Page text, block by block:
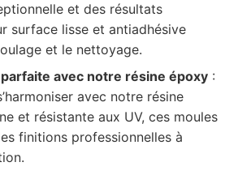
et des résultats
surface lisse et antiadhésive
et le nettoyage.
avec notre résine époxy :
avec notre résine
et résistante aux UV, ces moules
finitions professionnelles à